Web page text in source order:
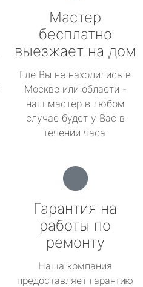
Мастер
бесплатно
выезжает на дом
Где Вы не находились в
Москве или области -
наш мастер в любом
случае будет у Вас в
течении часа.
Гарантия на
работы по
ремонту
Наша компания
предоставляет гарантию